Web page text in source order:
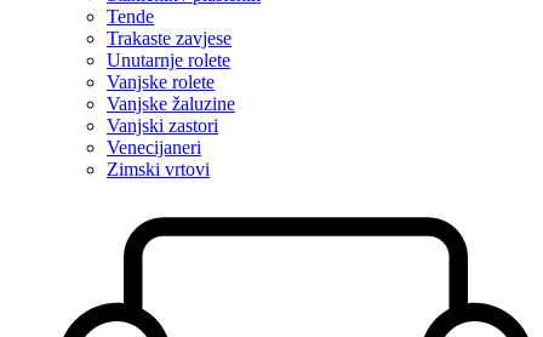
Tende
Trakaste zavjese
Unutarnje rolete
Vanjske rolete
Vanjske žaluzine
Vanjski zastori
Venecijaneri
Zimski vrtovi